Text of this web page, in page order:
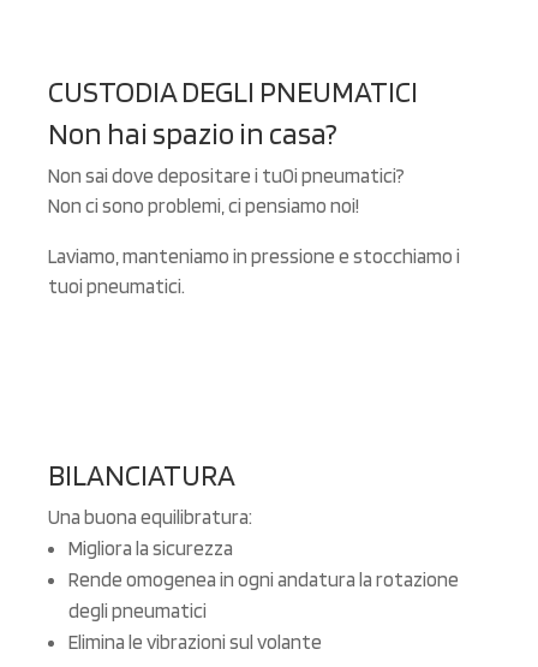
CUSTODIA DEGLI PNEUMATICI
Non hai spazio in casa?
Non sai dove depositare i tu0i pneumatici?
Non ci sono problemi, ci pensiamo noi!
Laviamo, manteniamo in pressione e stocchiamo i
tuoi pneumatici.
BILANCIATURA
Una buona equilibratura:
Migliora la sicurezza
Rende omogenea in ogni andatura la rotazione
degli pneumatici
Elimina le vibrazioni sul volante